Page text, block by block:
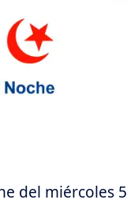
del miércoles 5